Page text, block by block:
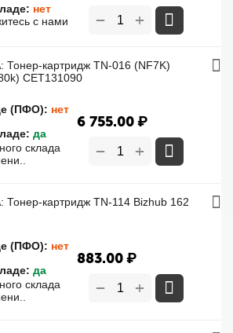
нет
с нами
+
−
Тонер-картридж TN-016 (NF7K)
CET131090
(ПФО): нет
да
склада
6 755.00₽
+
−
Тонер-картридж TN-114 Bizhub 162
(ПФО): нет
да
склада
883.00₽
+
−